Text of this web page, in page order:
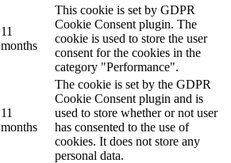
11
months
This cookie is set by GDPR
Cookie Consent plugin. The
cookie is used to store the user
consent for the cookies in the
category "Performance".
11
months
The cookie is set by the GDPR
Cookie Consent plugin and is
used to store whether or not user
has consented to the use of
cookies. It does not store any
personal data.